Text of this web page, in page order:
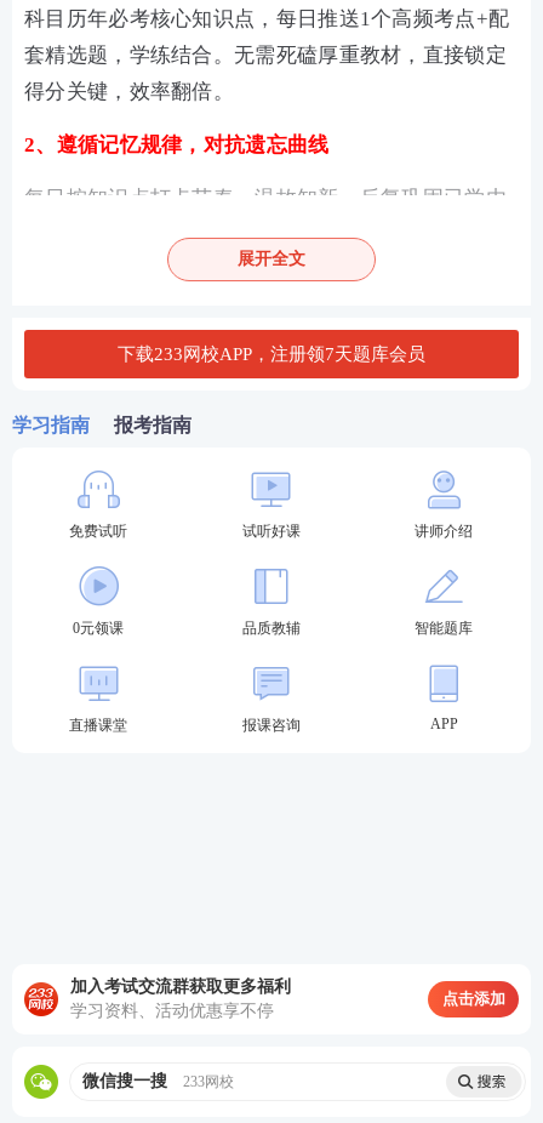
科目历年必考核心知识点，每日推送1个高频考点+配
套精选题，学练结合。无需死磕厚重教材，直接锁定
得分关键，效率翻倍。
2、遵循记忆规律，对抗遗忘曲线
每日按知识点打卡节奏，温故知新，反复巩固已学内
容，帮助考生把零散考点牢牢记牢。长期坚持打卡，
逐步搭建完整知识框架，摆脱“看完就忘、做题就
3、轻量化学习，休闲备考兼顾
单次打卡时长控制在10分钟以内，操作简单易上手。
能完成当日学习，不必为备考牺牲假期休闲时光，做
到吃粽、放松、学考点三不误。
二、阶梯奖励逐级解锁，连续打卡福利不断
用心付出必有回响。二建打卡活动设置阶梯式奖励机
制，连续打卡天数越多，解锁福利越丰厚，
下载币、
轮番放送，所有奖励均可直
连续打卡14天：赠送50个考证币，可用于兑换233网
校周边实物礼品、下载币等；
连续打卡21天：
赠送80个下载币，海量备考资料随心
下载，满足强化阶段复习需求；
展开全文
下载233网校APP，注册领7天题库会员
学习指南 报考指南
免费试听 试听好课 讲师介绍
0元领课 品质教辅 智能题库
直播课堂 报课咨询 APP
加入考试交流群获取更多福利
学习资料、活动优惠享不停
点击添加
微信搜一搜 233网校